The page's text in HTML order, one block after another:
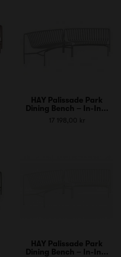
HAY Palissade Park
Dining Bench – In-In...
17 198,00 kr
HAY Palissade Park
Dining Bench – In-In...